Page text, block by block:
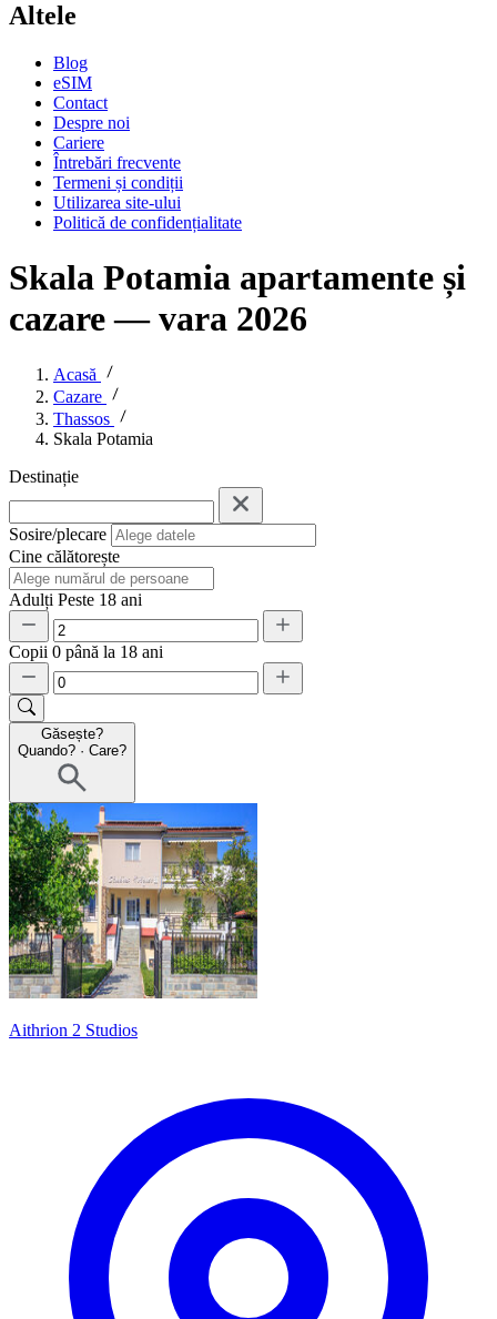
Altele
Blog
eSIM
Contact
Despre noi
Cariere
Întrebări frecvente
Termeni și condiții
Utilizarea site-ului
Politică de confidențialitate
Skala Potamia apartamente și
cazare — vara 2026
Acasă
Cazare
Thassos
Skala Potamia
Destinație
Sosire/plecare
Cine călătorește
Adulți Peste 18 ani
Copii 0 până la 18 ani
Găsește?
Quando? · Care?
Aithrion 2 Studios